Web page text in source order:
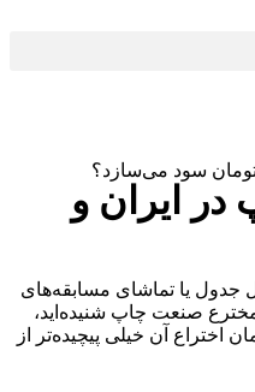
ایران و
جدول یا تماشای مسابقه‌های
صنعت چاپ شنیده‌اید،
اختراع آن خیلی پیچیده‌تر از